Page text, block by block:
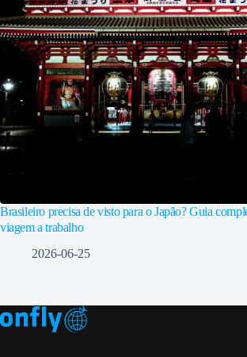
Brasileiro precisa de visto para o Japão? Guia
viagem a trabalho
2026-06-25